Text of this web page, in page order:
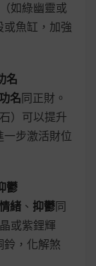
（如綠幽靈或
或魚缸，加強
名
功名同正財。
）可以提升
一步激活財位
鬱
緒 、 抑鬱同
晶或紫鋰輝
鈴，化解煞